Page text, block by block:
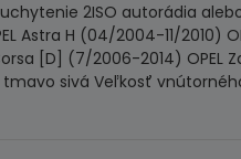
2ISO autorádia
Astra H (04/2004-11/2010)
[D] (7/2006-2014) OPEL
tmavo sivá Veľkosť